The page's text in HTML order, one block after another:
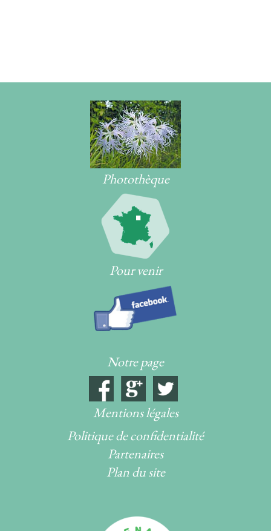
Photothèque
Pour venir
Notre page
Mentions légales
Politique de confidentialité
Partenaires
Plan du site